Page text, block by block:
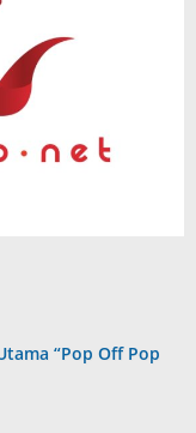
“Pop Off Pop